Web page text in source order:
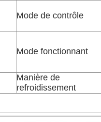
Mode de contrôle
Mode fonctionnant
Manière de
refroidissement